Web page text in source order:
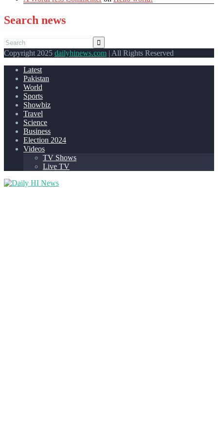
Search news
Copyright 2025 dailyhinews.com | All Rights Reserved
Latest
Pakistan
World
Sports
Showbiz
Travel
Science
Business
Election 2024
Videos
TV Shows
Live TV